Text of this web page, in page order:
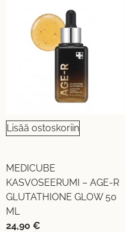
Lisää ostoskoriin
MEDICUBE
KASVOSEERUMI – AGE-R
GLUTATHIONE GLOW 50
ML
24,90 €